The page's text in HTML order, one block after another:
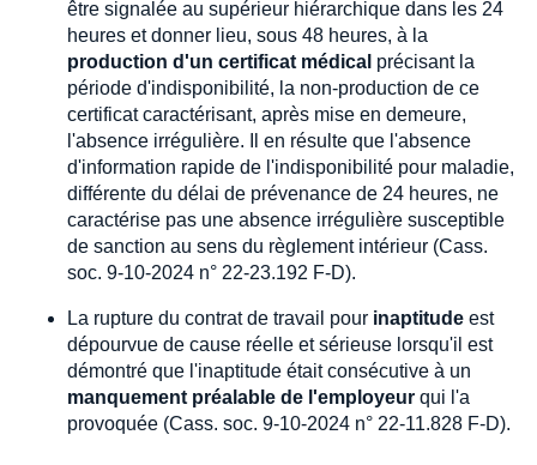
être signalée au supérieur hiérarchique dans les 24
heures et donner lieu, sous 48 heures, à la
production d'un certificat médical précisant la
période d'indisponibilité, la non-production de ce
certificat caractérisant, après mise en demeure,
l'absence irrégulière. Il en résulte que l'absence
d'information rapide de l'indisponibilité pour maladie,
différente du délai de prévenance de 24 heures, ne
caractérise pas une absence irrégulière susceptible
de sanction au sens du règlement intérieur (Cass.
soc. 9-10-2024 n° 22-23.192 F-D).
La rupture du contrat de travail pour inaptitude est
dépourvue de cause réelle et sérieuse lorsqu'il est
démontré que l'inaptitude était consécutive à un
manquement préalable de l'employeur qui l'a
provoquée (Cass. soc. 9-10-2024 n° 22-11.828 F-D).